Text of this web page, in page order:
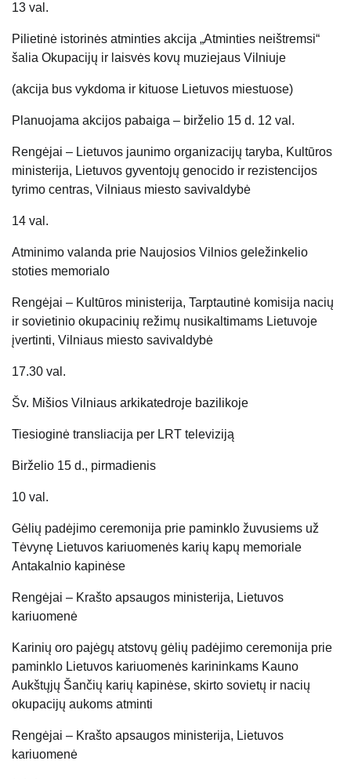
13 val.
Pilietinė istorinės atminties akcija „Atminties neištremsi“
šalia Okupacijų ir laisvės kovų muziejaus Vilniuje
(akcija bus vykdoma ir kituose Lietuvos miestuose)
Planuojama akcijos pabaiga – birželio 15 d. 12 val.
Rengėjai – Lietuvos jaunimo organizacijų taryba, Kultūros
ministerija, Lietuvos gyventojų genocido ir rezistencijos
tyrimo centras, Vilniaus miesto savivaldybė
14 val.
Atminimo valanda prie Naujosios Vilnios geležinkelio
stoties memorialo
Rengėjai – Kultūros ministerija, Tarptautinė komisija nacių
ir sovietinio okupacinių režimų nusikaltimams Lietuvoje
įvertinti, Vilniaus miesto savivaldybė
17.30 val.
Šv. Mišios Vilniaus arkikatedroje bazilikoje
Tiesioginė transliacija per LRT televiziją
Birželio 15 d., pirmadienis
10 val.
Gėlių padėjimo ceremonija prie paminklo žuvusiems už
Tėvynę Lietuvos kariuomenės karių kapų memoriale
Antakalnio kapinėse
Rengėjai – Krašto apsaugos ministerija, Lietuvos
kariuomenė
Karinių oro pajėgų atstovų gėlių padėjimo ceremonija prie
paminklo Lietuvos kariuomenės karininkams Kauno
Aukštųjų Šančių karių kapinėse, skirto sovietų ir nacių
okupacijų aukoms atminti
Rengėjai – Krašto apsaugos ministerija, Lietuvos
kariuomenė